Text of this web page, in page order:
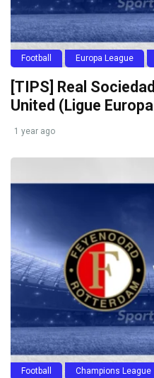
Football Europa League
[TIPS] Real
United (Ligue
1 year ago
Football Champions League